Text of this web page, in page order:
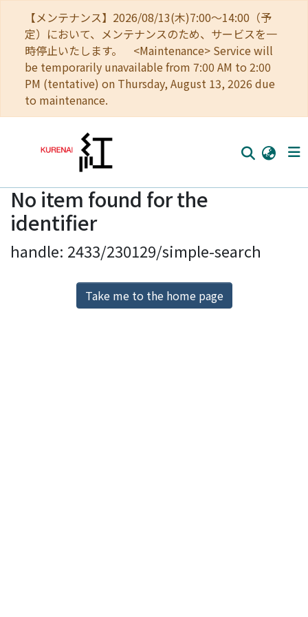
【メンテナンス】2026/08/13(木)7:00～14:00（予
定）において、メンテナンスのため、サービスを一
時停止いたします。 <Maintenance> Service will
be temporarily unavailable from 7:00 AM to 2:00
PM (tentative) on Thursday, August 13, 2026 due
to maintenance.
Home
Communities
Browse
Download Ranking
No item found for the
identifier
handle: 2433/230129/simple-search
Take me to the home page